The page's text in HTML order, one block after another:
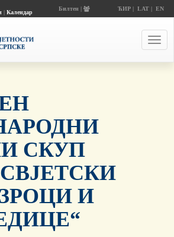
| Календар
Билтен | ЋИР| LAT| EN
СКУП
И